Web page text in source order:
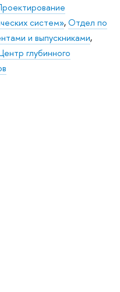
систем»,Отдел по
и выпускниками,
глубинного